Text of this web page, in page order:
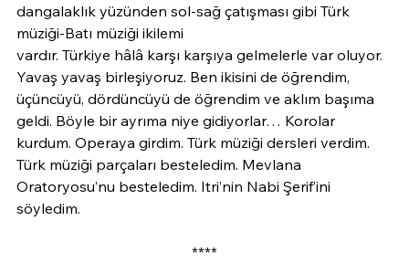
dangalaklık yüzünden sol-sağ çatışması gibi Türk
müziği-Batı müziği ikilemi
vardır. Türkiye hâlâ karşı karşıya gelmelerle var oluyor.
Yavaş yavaş birleşiyoruz. Ben ikisini de öğrendim,
üçüncüyü, dördüncüyü de öğrendim ve aklım başıma
geldi. Böyle bir ayrıma niye gidiyorlar… Korolar
kurdum. Operaya girdim. Türk müziği dersleri verdim.
Türk müziği parçaları besteledim. Mevlana
Oratoryosu’nu besteledim. Itri’nin Nabi Şerif’ini
söyledim.
****